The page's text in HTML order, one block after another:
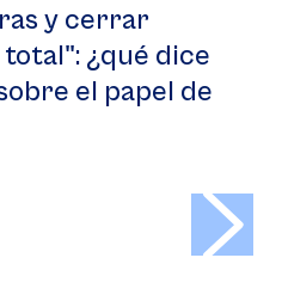
y cerrar
¿qué dice
el papel de